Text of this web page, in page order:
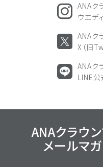
ANAク
ウエデ
ANAク
X（旧
ANAク
LINE公
ANAクラウ
メールマ